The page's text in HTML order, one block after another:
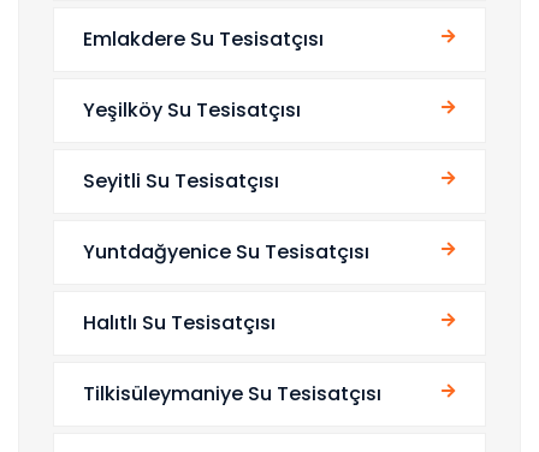
Emlakdere Su Tesisatçısı
Yeşilköy Su Tesisatçısı
Seyitli Su Tesisatçısı
Yuntdağyenice Su Tesisatçısı
Halıtlı Su Tesisatçısı
Tilkisüleymaniye Su Tesisatçısı